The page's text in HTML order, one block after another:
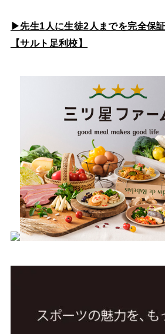
▶先生1人に生徒2人までを完全保
【サルト足利校】